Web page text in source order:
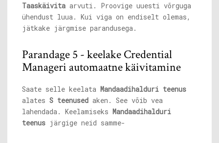
Taaskäivita arvuti. Proovige uuesti võrguga
ühendust luua. Kui viga on endiselt olemas,
jätkake järgmise parandusega.
Parandage 5 - keelake Credential
Manageri automaatne käivitamine
Saate selle keelata Mandaadihalduri teenus
alates S teenused aken. See võib vea
lahendada. Keelamiseks Mandaadihalduri
teenus järgige neid samme-